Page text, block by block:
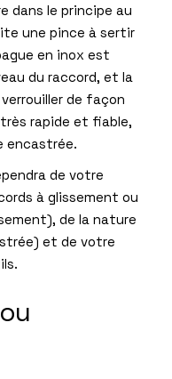
dans le principe au
une pince à sertir
en inox est
du raccord, et la
de façon
rapide et fiable,
encastrée.
de votre
à glissement ou
de la nature
et de votre